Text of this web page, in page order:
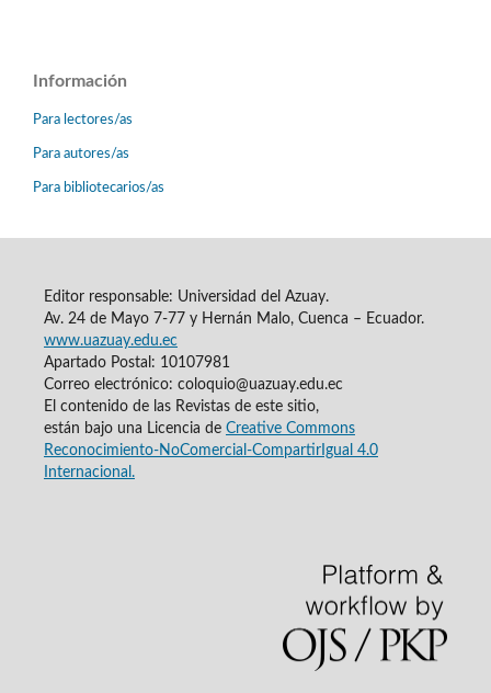
Información
Para lectores/as
Para autores/as
Para bibliotecarios/as
Editor responsable: Universidad del Azuay.
Av. 24 de Mayo 7-77 y Hernán Malo, Cuenca – Ecuador.
www.uazuay.edu.ec
Apartado Postal: 10107981
Correo electrónico: coloquio@uazuay.edu.ec
El contenido de las Revistas de este sitio,
están bajo una Licencia de Creative Commons
Reconocimiento-NoComercial-CompartirIgual 4.0
Internacional.